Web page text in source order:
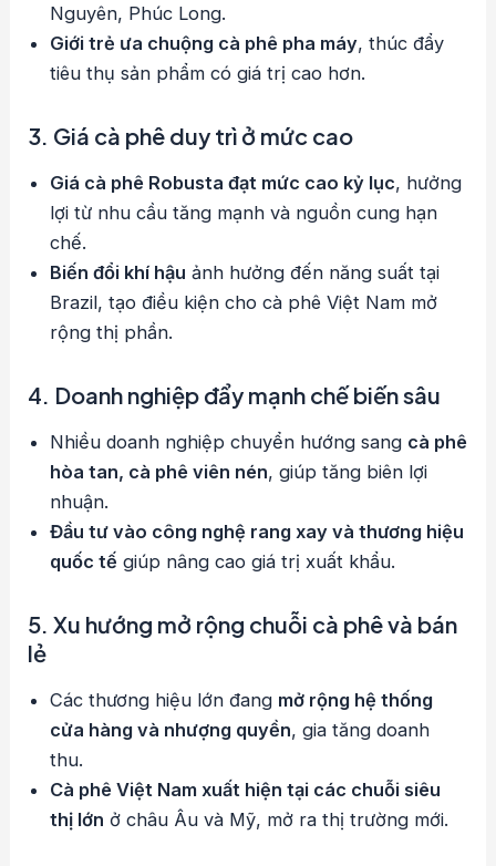
Nguyên, Phúc Long.
Giới trẻ ưa chuộng cà phê pha máy, thúc đẩy
tiêu thụ sản phẩm có giá trị cao hơn.
3. Giá cà phê duy trì ở mức cao
Giá cà phê Robusta đạt mức cao kỷ lục, hưởng
lợi từ nhu cầu tăng mạnh và nguồn cung hạn
chế.
Biến đổi khí hậu ảnh hưởng đến năng suất tại
Brazil, tạo điều kiện cho cà phê Việt Nam mở
rộng thị phần.
4. Doanh nghiệp đẩy mạnh chế biến sâu
Nhiều doanh nghiệp chuyển hướng sang cà phê
hòa tan, cà phê viên nén, giúp tăng biên lợi
nhuận.
Đầu tư vào công nghệ rang xay và thương hiệu
quốc tế giúp nâng cao giá trị xuất khẩu.
5. Xu hướng mở rộng chuỗi cà phê và bán
lẻ
Các thương hiệu lớn đang mở rộng hệ thống
cửa hàng và nhượng quyền, gia tăng doanh
thu.
Cà phê Việt Nam xuất hiện tại các chuỗi siêu
thị lớn ở châu Âu và Mỹ, mở ra thị trường mới.